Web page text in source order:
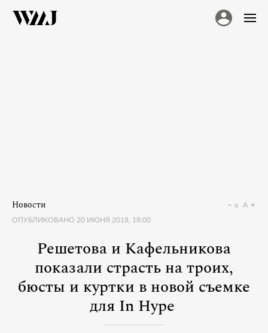
Новости
ОПУБЛИКОВАНО 20 ИЮНЯ 2018, 18:00
a A
Решетова и Кафельникова
показали страсть на троих,
бюсты и куртки в новой съемке
для In Hype